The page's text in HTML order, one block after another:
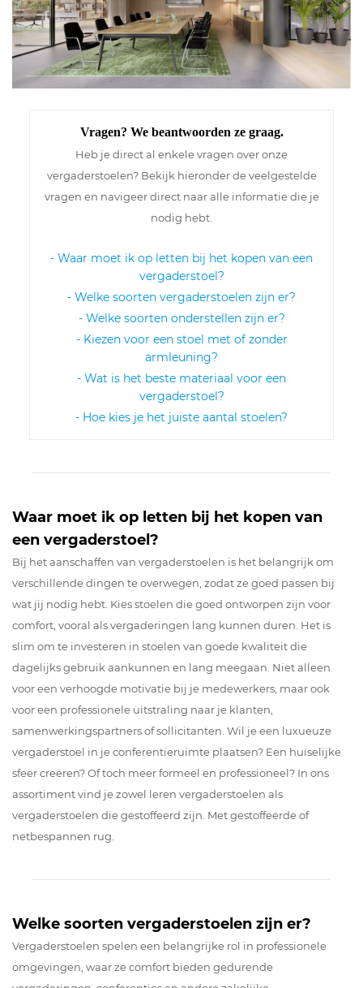
Vragen? We beantwoorden ze graag.
Heb je direct al enkele vragen over onze
vergaderstoelen? Bekijk hieronder de veelgestelde
vragen en navigeer direct naar alle informatie die je
nodig hebt.
- Waar moet ik op letten bij het kopen van een
vergaderstoel?
- Welke soorten vergaderstoelen zijn er?
- Welke soorten onderstellen zijn er?
- Kiezen voor een stoel met of zonder
armleuning?
- Wat is het beste materiaal voor een
vergaderstoel?
- Hoe kies je het juiste aantal stoelen?
Waar moet ik op letten bij het kopen van
een vergaderstoel?
Bij het aanschaffen van vergaderstoelen is het belangrijk om
verschillende dingen te overwegen, zodat ze goed passen bij
wat jij nodig hebt. Kies stoelen die goed ontworpen zijn voor
comfort, vooral als vergaderingen lang kunnen duren. Het is
slim om te investeren in stoelen van goede kwaliteit die
dagelijks gebruik aankunnen en lang meegaan. Niet alleen
voor een verhoogde motivatie bij je medewerkers, maar ook
voor een professionele uitstraling naar je klanten,
samenwerkingspartners of sollicitanten. Wil je een luxueuze
vergaderstoel in je conferentieruimte plaatsen? Een huiselijke
sfeer creëren? Of toch meer formeel en professioneel? In ons
assortiment vind je zowel leren vergaderstoelen als
vergaderstoelen die gestoffeerd zijn. Met gestoffeerde of
netbespannen rug.
Welke soorten vergaderstoelen zijn er?
Vergaderstoelen spelen een belangrijke rol in professionele
omgevingen, waar ze comfort bieden gedurende